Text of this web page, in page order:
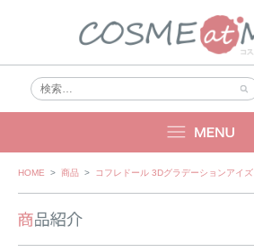
Skip
HOME > 商品 > コフレドール 3Dグラデーションアイズ